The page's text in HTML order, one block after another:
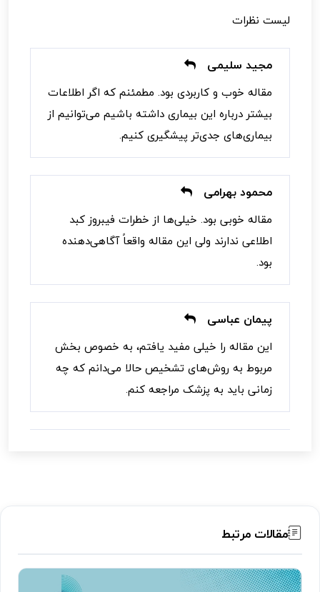
لیست نظرات
مجید سلیمی
مقاله خوب و کاربردی بود. مطمئنم که اگر اطلاعات
بیشتر درباره این بیماری داشته باشیم می‌توانیم از
بیماری‌های جدی‌تر پیشگیری کنیم.
محمود بهرامی
مقاله خوبی بود. خیلی‌ها از خطرات فیبروز کبد
اطلاعی ندارند ولی این مقاله واقعاً آگاهی‌دهنده
بود.
پیمان عباسی
این مقاله را خیلی مفید یافتم، به خصوص بخش
مربوط به روش‌های تشخیص حالا می‌دانم که چه
زمانی باید به پزشک مراجعه کنم.
مقالات مرتبط